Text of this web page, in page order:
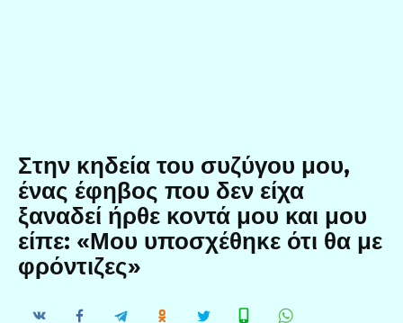
Στην κηδεία του συζύγου μου,
ένας έφηβος που δεν είχα
ξαναδεί ήρθε κοντά μου και μου
είπε: «Μου υποσχέθηκε ότι θα με
φρόντιζες»